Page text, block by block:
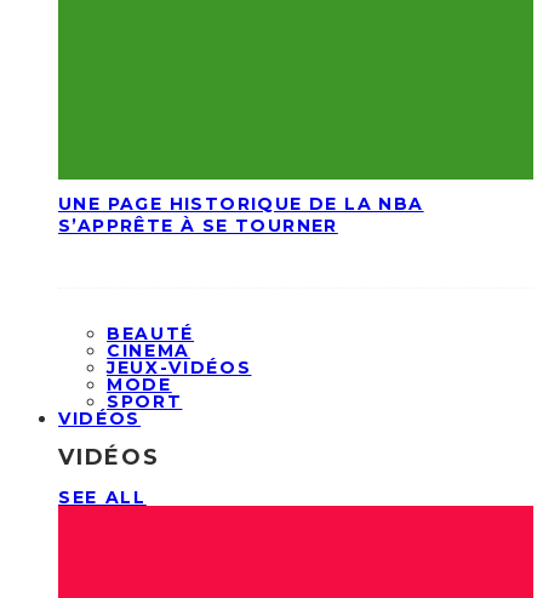
UNE PAGE HISTORIQUE DE LA NBA
S’APPRÊTE À SE TOURNER
BEAUTÉ
CINEMA
JEUX-VIDÉOS
MODE
SPORT
VIDÉOS
VIDÉOS
SEE ALL